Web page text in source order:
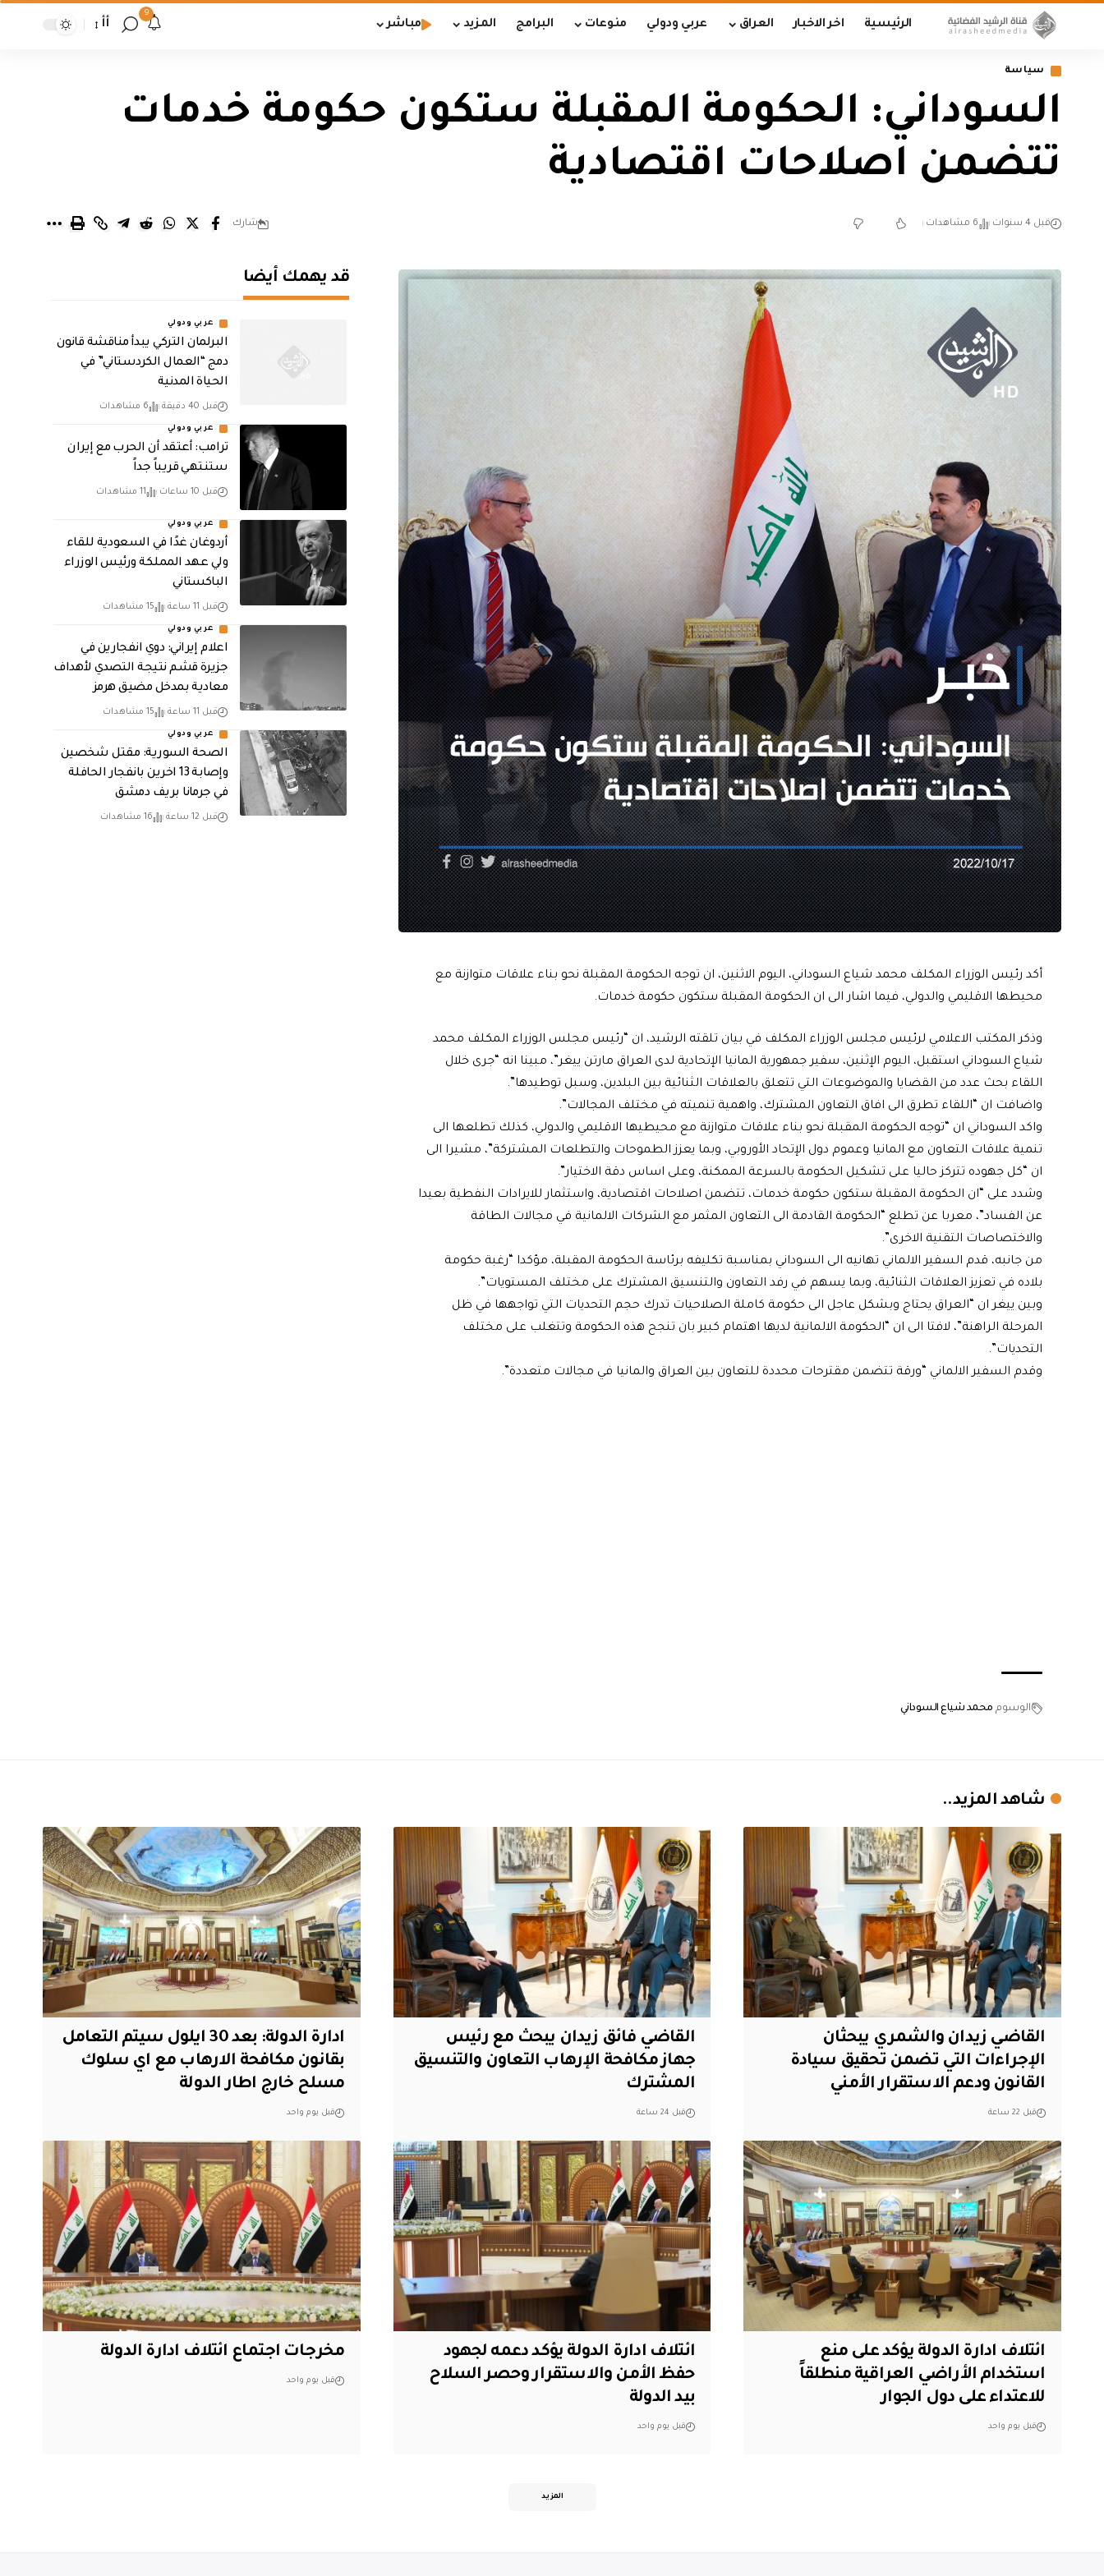
الرئيسية اخر الاخبار العراق عربي ودولي منوعات البرامج المزيد مباشر
9
أأ
سياسة
السوداني: الحكومة المقبلة ستكون حكومة خدمات
تتضمن اصلاحات اقتصادية
قبل 4 سنوات 6 مشاهدات شارك
أكد رئيس الوزراء المكلف محمد شياع السوداني، اليوم الاثنين، ان توجه الحكومة المقبلة نحو بناء علاقات متوازنة مع
محيطها الاقليمي والدولي، فيما اشار الى ان الحكومة المقبلة ستكون حكومة خدمات.
وذكر المكتب الاعلامي لرئيس مجلس الوزراء المكلف في بيان تلقته الرشيد، ان “رئيس مجلس الوزراء المكلف محمد
شياع السوداني استقبل، اليوم الإثنين، سفير جمهورية المانيا الإتحادية لدى العراق مارتن ييغر”، مبينا انه “جرى خلال
اللقاء بحث عدد من القضايا والموضوعات التي تتعلق بالعلاقات الثنائية بين البلدين، وسبل توطيدها”.
واضافت ان “اللقاء تطرق الى افاق التعاون المشترك، واهمية تنميته في مختلف المجالات”.
واكد السوداني ان “توجه الحكومة المقبلة نحو بناء علاقات متوازنة مع محيطيها الاقليمي والدولي، كذلك تطلعها الى
تنمية علاقات التعاون مع المانيا وعموم دول الإتحاد الأوروبي، وبما يعزز الطموحات والتطلعات المشتركة”، مشيرا الى
ان “كل جهوده تتركز حاليا على تشكيل الحكومة بالسرعة الممكنة، وعلى اساس دقة الاختيار”.
وشدد على “ان الحكومة المقبلة ستكون حكومة خدمات، تتضمن اصلاحات اقتصادية، واستثمار للايرادات النفطية بعيدا
عن الفساد”، معربا عن تطلع “الحكومة القادمة الى التعاون المثمر مع الشركات الالمانية في مجالات الطاقة
والاختصاصات التقنية الاخرى”.
من جانبه، قدم السفير الالماني تهانيه الى السوداني بمناسبة تكليفه برئاسة الحكومة المقبلة، مؤكدا “رغبة حكومة
بلاده في تعزيز العلاقات الثنائية، وبما يسهم في رفد التعاون والتنسيق المشترك على مختلف المستويات”.
وبين ييغر ان “العراق يحتاج وبشكل عاجل الى حكومة كاملة الصلاحيات تدرك حجم التحديات التي تواجهها في ظل
المرحلة الراهنة”، لافتا الى ان “الحكومة الالمانية لديها اهتمام كبير بان تنجح هذه الحكومة وتتغلب على مختلف
التحديات”.
وقدم السفير الالماني “ورقة تتضمن مقترحات محددة للتعاون بين العراق والمانيا في مجالات متعددة”.
الوسوم محمد شياع السوداني
قد يهمك أيضا
عربي ودولي
البرلمان التركي يبدأ مناقشة قانون
دمج “العمال الكردستاني” في
الحياة المدنية
قبل 40 دقيقة 6 مشاهدات
عربي ودولي
‏ترامب: أعتقد أن الحرب مع إيران
ستنتهي قريباً جداً
قبل 10 ساعات 11 مشاهدات
عربي ودولي
أردوغان غدًا في السعودية للقاء
ولي عهد المملكة ورئيس الوزراء
الباكستاني
قبل 11 ساعة 15 مشاهدات
عربي ودولي
اعلام إيراني: دوي انفجارين في
جزيرة قشم نتيجة التصدي لأهداف
معادية بمدخل مضيق هرمز
قبل 11 ساعة 15 مشاهدات
عربي ودولي
الصحة السورية: مقتل شخصين
وإصابة 13 اخرين بانفجار الحافلة
في جرمانا بريف دمشق
قبل 12 ساعة 16 مشاهدات
شاهد المزيد..
القاضي زيدان والشمري يبحثان
الإجراءات التي تضمن تحقيق سيادة
القانون ودعم الاستقرار الأمني
قبل 22 ساعة
القاضي فائق زيدان يبحث مع رئيس
جهاز مكافحة الإرهاب التعاون والتنسيق
المشترك
قبل 24 ساعة
ادارة الدولة: بعد 30 ايلول سيتم التعامل
بقانون مكافحة الارهاب مع اي سلوك
مسلح خارج اطار الدولة
قبل يوم واحد
ائتلاف ادارة الدولة يؤكد على منع
استخدام الأراضي العراقية منطلقاً
للاعتداء على دول الجوار
قبل يوم واحد
ائتلاف ادارة الدولة يؤكد دعمه لجهود
حفظ الأمن والاستقرار وحصر السلاح
بيد الدولة
قبل يوم واحد
مخرجات اجتماع ائتلاف ادارة الدولة
قبل يوم واحد
المزيد